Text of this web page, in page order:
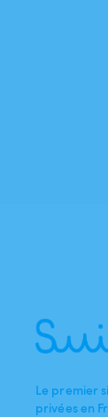
Le premier
privées en